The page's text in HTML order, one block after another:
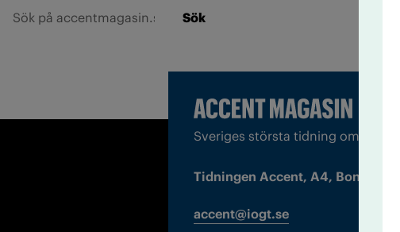
Sök
Sveriges största tidning om
Tidningen Accent, A4,
accent@iogt.se